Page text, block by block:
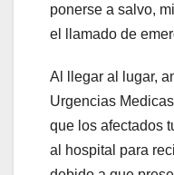
ponerse a salvo,
el llamado de
Al llegar al lugar,
Urgencias
que los afectados
al hospital para